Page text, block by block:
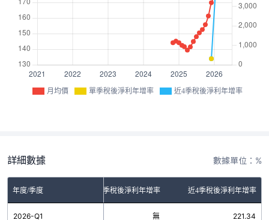
月均價 單季稅後淨利年增率 近4季稅後淨利年增率
詳細數據 數據單位：%
年度/季度 單季稅後淨利年增率 近4季稅後淨利年增率
2026-Q1 無 221.34